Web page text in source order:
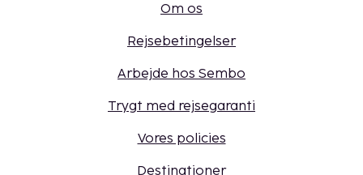
Om os
Rejsebetingelser
Arbejde hos Sembo
Trygt med rejsegaranti
Vores policies
Destinationer